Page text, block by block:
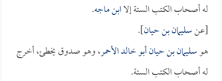
له أصحاب الكتب الستة إلاابن ماجه.
[عنسليمان بن حيان].
هوسليمان بن حيان أبو خالد الأحمر، وهو صدوق يخطئ، أخرج
له أصحاب الكتب الستة.